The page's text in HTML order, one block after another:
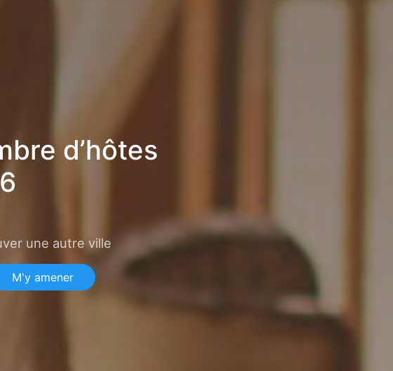
d’hôtes
une autre ville
M'y amener